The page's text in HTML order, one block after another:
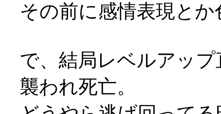
その前に感情表現と
で、結局レベルアッ
襲われ死亡。